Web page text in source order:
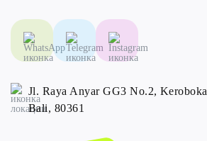
Jl. Raya Anyar GG3 No.2,
Bali, 80361